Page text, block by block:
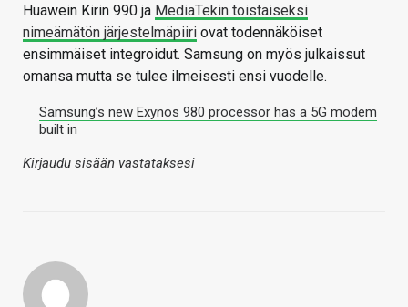
Huawein Kirin 990 ja MediaTekin toistaiseksi
nimeämätön järjestelmäpiiri ovat todennäköiset
ensimmäiset integroidut. Samsung on myös julkaissut
omansa mutta se tulee ilmeisesti ensi vuodelle.
Samsung’s new Exynos 980 processor has a 5G modem
built in
Kirjaudu sisään vastataksesi